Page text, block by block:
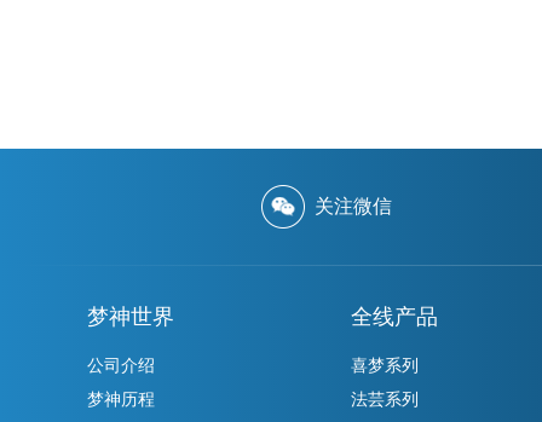
关注微信
梦神世界
公司介绍
梦神历程
全线产品
喜梦系列
法芸系列